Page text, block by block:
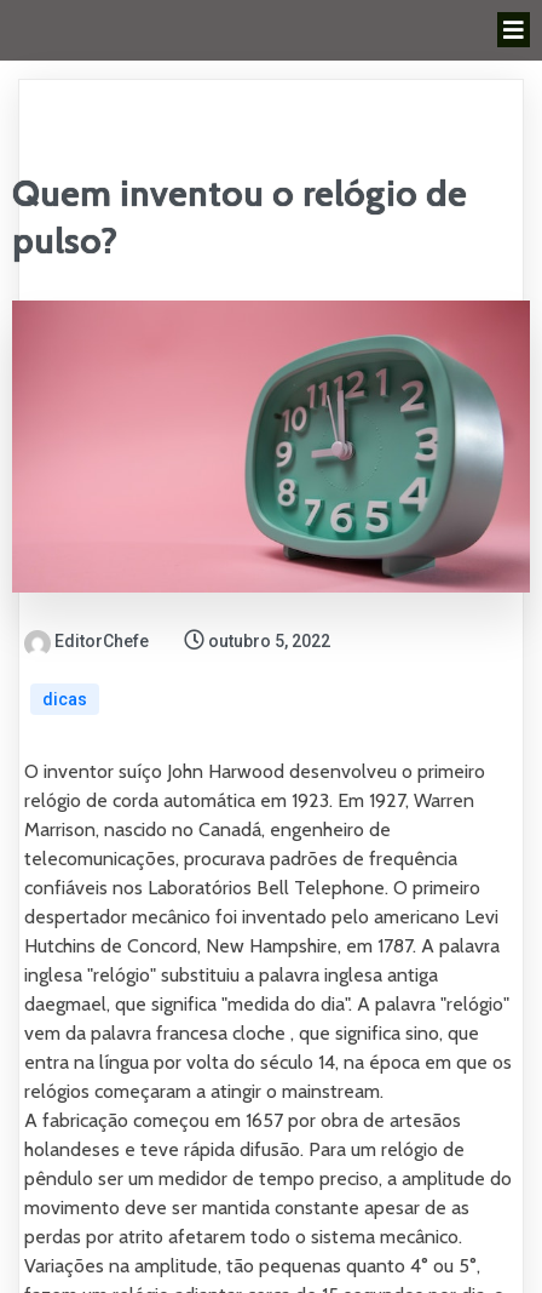
Quem inventou o relógio de
pulso?
EditorChefe outubro 5, 2022
dicas
O inventor suíço John Harwood desenvolveu o primeiro
relógio de corda automática em 1923. Em 1927, Warren
Marrison, nascido no Canadá, engenheiro de
telecomunicações, procurava padrões de frequência
confiáveis ​​nos Laboratórios Bell Telephone. O primeiro
despertador mecânico foi inventado pelo americano Levi
Hutchins de Concord, New Hampshire, em 1787. A palavra
inglesa "relógio" substituiu a palavra inglesa antiga
daegmael, que significa "medida do dia". A palavra "relógio"
vem da palavra francesa cloche , que significa sino, que
entra na língua por volta do século 14, na época em que os
relógios começaram a atingir o mainstream.
A fabricação começou em 1657 por obra de artesãos
holandeses e teve rápida difusão. Para um relógio de
pêndulo ser um medidor de tempo preciso, a amplitude do
movimento deve ser mantida constante apesar de as
perdas por atrito afetarem todo o sistema mecânico.
Variações na amplitude, tão pequenas quanto 4° ou 5°,